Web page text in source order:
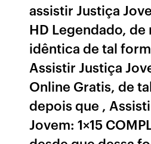
assistir Justiça
HD Legendado, de
idêntica de tal
Assistir Justiça
Online Gratis, de
depois que ,
Jovem: 1×15